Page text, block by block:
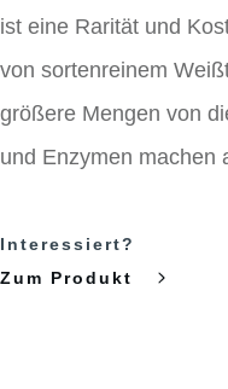
ist eine Rarität und
von sortenreinem
größere Mengen von
und Enzymen machen
Interessiert?
Zum Produkt